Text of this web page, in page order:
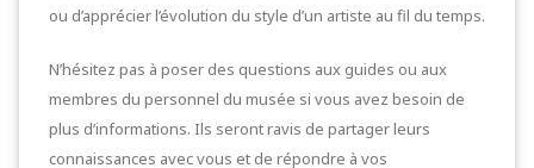
ou d’apprécier l’évolution du style d’un artiste au fil du temps.
N’hésitez pas à poser des questions aux guides ou aux
membres du personnel du musée si vous avez besoin de
plus d’informations. Ils seront ravis de partager leurs
connaissances avec vous et de répondre à vos